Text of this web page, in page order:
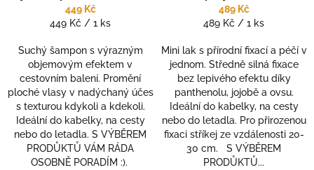
Objem na cestách
449 Kč
Měrná
449 Kč / 1 ks
Suchý šampon s výrazným
objemovým efektem v
cestovním balení. Promění
ploché vlasy v nadýchaný účes
s texturou kdykoli a kdekoli.
Ideální do kabelky, na cesty
nebo do letadla. S VÝBĚREM
PRODŮKTŮ VÁM RÁDA
OSOBNĚ PORADÍM :).
Perfektní fixace s péčí v
kabelce
489 Kč
Měrná
489 Kč / 1 ks
Mini lak s přírodní fixací a péčí v
jednom. Středně silná fixace
bez lepivého efektu díky
panthenolu, jojobě a ovsu.
Ideální do kabelky, na cesty
nebo do letadla. Pro přirozenou
fixaci stříkej ze vzdálenosti 20-
30 cm. S VÝBĚREM
PRODŮKTŮ...